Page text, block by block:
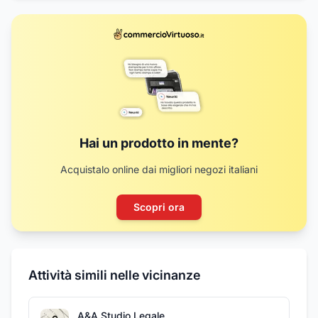
Hai un prodotto in mente?
Acquistalo online dai migliori negozi italiani
Scopri ora
Attività simili nelle vicinanze
A&A Studio Legale